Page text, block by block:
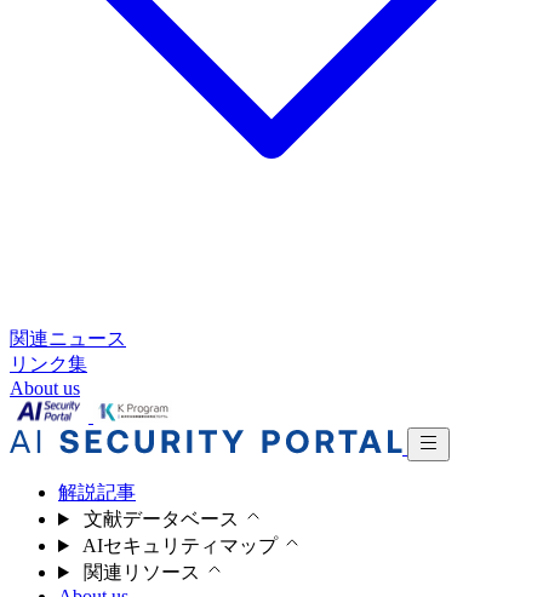
関連ニュース
リンク集
About us
解説記事
文献データベース
AIセキュリティマップ
関連リソース